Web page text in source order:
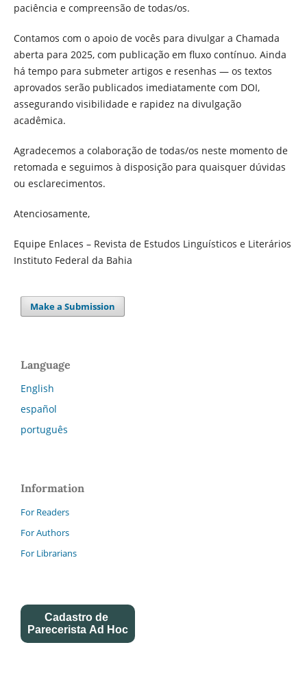
paciência e compreensão de todas/os.
Contamos com o apoio de vocês para divulgar a Chamada
aberta para 2025, com publicação em fluxo contínuo. Ainda
há tempo para submeter artigos e resenhas — os textos
aprovados serão publicados imediatamente com DOI,
assegurando visibilidade e rapidez na divulgação
acadêmica.
Agradecemos a colaboração de todas/os neste momento de
retomada e seguimos à disposição para quaisquer dúvidas
ou esclarecimentos.
Atenciosamente,
Equipe Enlaces – Revista de Estudos Linguísticos e Literários
Instituto Federal da Bahia
Make a Submission
Language
English
español
português
Information
For Readers
For Authors
For Librarians
Cadastro de
Parecerista Ad Hoc